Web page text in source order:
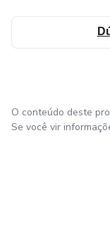
O conteúdo deste
Se você vir